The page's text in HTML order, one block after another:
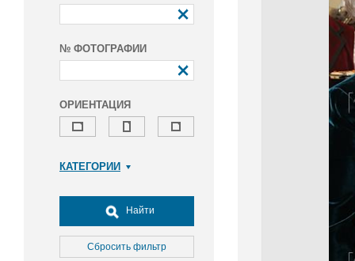
№ ФОТОГРАФИИ
ОРИЕНТАЦИЯ
КАТЕГОРИИ
Досуг, туризм и отдых
Культура
Медицина
Найти
Сбросить фильтр